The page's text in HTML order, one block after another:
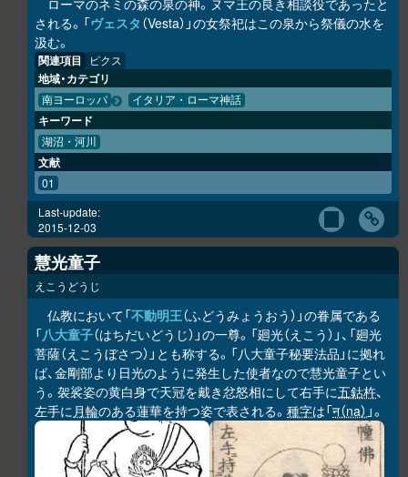
ローマのネミの森の泉の神。ヌマ王の良き相談役であったと
される。「ヴェスタ （Vesta）」の女祭祀はこの泉から祭儀の水を
汲む。
関連項目 ピクス
地域・カテゴリ
南ヨーロッパ イタリア・ローマ神話
キーワード
湖沼・河川
文献
01
Last-update:
2015-12-03
慧光童子
えこうどうじ
仏教において「不動明王（ふどうみょうおう）」の眷属である
「八大童子（はちだいどうじ）」の一尊。「廻光（えこう）」、「廻光
菩薩（えこうぼさつ）」とも称する。「八大童子秘要法品」に拠れ
ば、金剛部より日光のように発生した使者なので慧光童子とい
う。袈裟姿の黄白身で天冠を戴き忿怒相にして右手に五鈷杵、
左手に月輪のある蓮華を持つ姿で表される。 種字は「न（na） 」。